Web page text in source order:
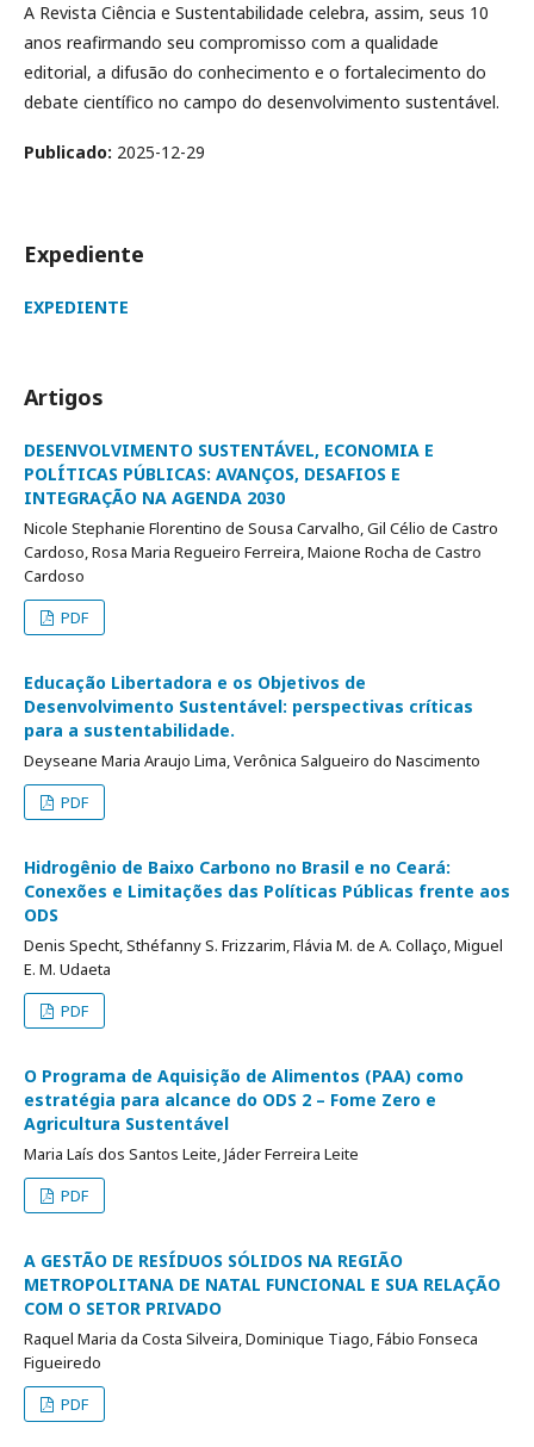
A Revista Ciência e Sustentabilidade celebra, assim, seus 10
anos reafirmando seu compromisso com a qualidade
editorial, a difusão do conhecimento e o fortalecimento do
debate científico no campo do desenvolvimento sustentável.
Publicado: 2025-12-29
Expediente
EXPEDIENTE
Artigos
DESENVOLVIMENTO SUSTENTÁVEL, ECONOMIA E
POLÍTICAS PÚBLICAS: AVANÇOS, DESAFIOS E
INTEGRAÇÃO NA AGENDA 2030
Nicole Stephanie Florentino de Sousa Carvalho, Gil Célio de Castro
Cardoso, Rosa Maria Regueiro Ferreira, Maione Rocha de Castro
Cardoso
PDF
Educação Libertadora e os Objetivos de
Desenvolvimento Sustentável: perspectivas críticas
para a sustentabilidade.
Deyseane Maria Araujo Lima, Verônica Salgueiro do Nascimento
PDF
Hidrogênio de Baixo Carbono no Brasil e no Ceará:
Conexões e Limitações das Políticas Públicas frente aos
ODS
Denis Specht, Sthéfanny S. Frizzarim, Flávia M. de A. Collaço, Miguel
E. M. Udaeta
PDF
O Programa de Aquisição de Alimentos (PAA) como
estratégia para alcance do ODS 2 – Fome Zero e
Agricultura Sustentável
Maria Laís dos Santos Leite, Jáder Ferreira Leite
PDF
A GESTÃO DE RESÍDUOS SÓLIDOS NA REGIÃO
METROPOLITANA DE NATAL FUNCIONAL E SUA RELAÇÃO
COM O SETOR PRIVADO
Raquel Maria da Costa Silveira, Dominique Tiago, Fábio Fonseca
Figueiredo
PDF